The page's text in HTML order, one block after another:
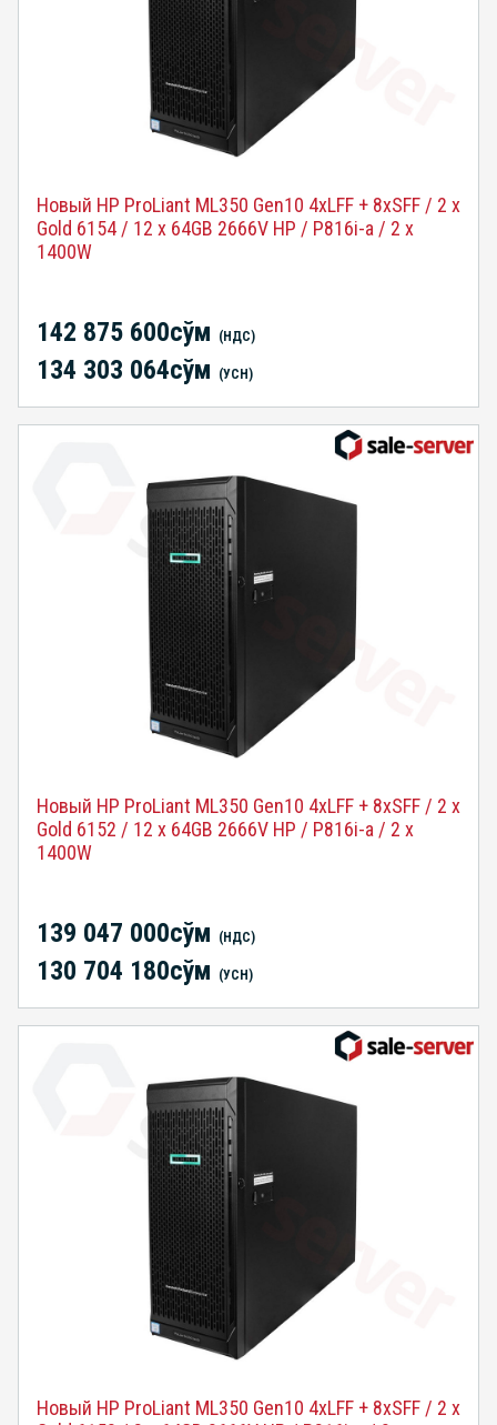
Новый HP ProLiant ML350 Gen10 4xLFF + 8xSFF / 2 x
Gold 6154 / 12 x 64GB 2666V HP / P816i-a / 2 x
1400W
142 875 600сўм (НДС)
134 303 064сўм (УСН)
Новый HP ProLiant ML350 Gen10 4xLFF + 8xSFF / 2 x
Gold 6152 / 12 x 64GB 2666V HP / P816i-a / 2 x
1400W
139 047 000сўм (НДС)
130 704 180сўм (УСН)
Новый HP ProLiant ML350 Gen10 4xLFF + 8xSFF / 2 x